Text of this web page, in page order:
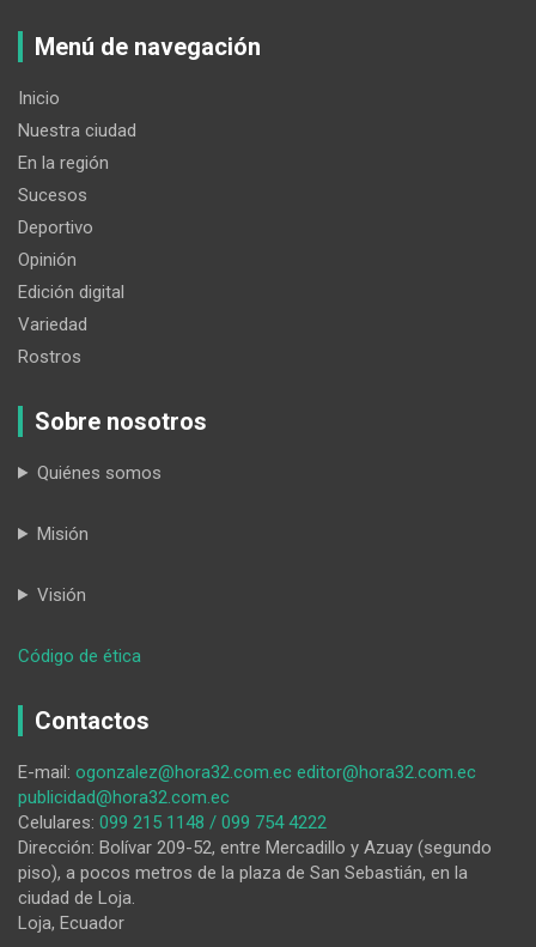
Menú de navegación
Inicio
Nuestra ciudad
En la región
Sucesos
Deportivo
Opinión
Edición digital
Variedad
Rostros
Sobre nosotros
Quiénes somos
Misión
Visión
Código de ética
sus
con
desfile,
sesión
solemne
y
Contactos
E-mail: ogonzalez@hora32.com.ec editor@hora32.com.ec
publicidad@hora32.com.ec
Celulares: 099 215 1148 / 099 754 4222
Dirección: Bolívar 209-52, entre Mercadillo y Azuay (segundo
piso), a pocos metros de la plaza de San Sebastián, en la
ciudad de Loja.
Loja, Ecuador